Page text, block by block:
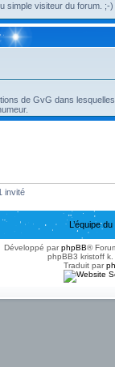
simple visiteur du forum. ;-)
de GvG dans
invité
L’équipe
Développé parphpBB®
phpBB3 kristoff
Traduit par